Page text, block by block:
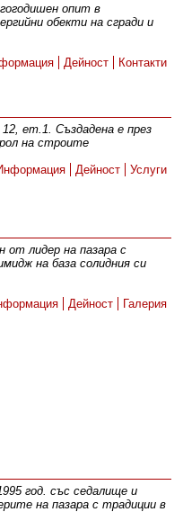
опит в
обекти на сгради и
Дейност Контакти
ет.1. Създадена е през
на строите
Дейност Услуги
от лидер на пазара с
на база солидния си
Дейност Галерия
год. със седалище и
на пазара с традиции в